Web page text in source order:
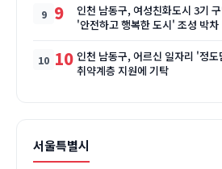
9
인천 남동구, 여성친화도시 3기
'안전하고 행복한 도시' 조성 박차
10 인천 남동구, 어르신 일자리 '정
취약계층 지원에 기탁
서울특별시